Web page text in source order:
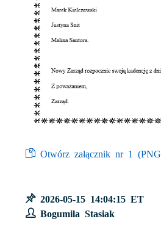
Otwórz załącznik nr 1 (PNG
2026-05-15 14:04:15 ET
Bogumila Stasiak